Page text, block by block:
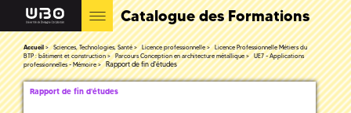
Catalogue des Formations
Accueil Sciences, Technologies, Santé Licence professionnelle
Licence Professionnelle Métiers du
BTP : bâtiment et construction
Parcours Conception en architecture métallique
UE7 - Applications
professionnelles - Mémoire
Rapport de fin d'études
Rapport de fin d'études